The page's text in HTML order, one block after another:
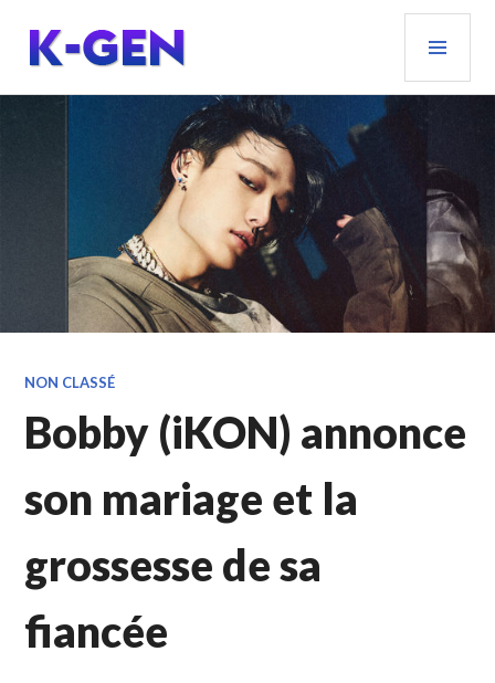
contenu
principal
K-GEN
NON CLASSÉ
Bobby (iKON) annonce
son mariage et la
grossesse de sa
fiancée